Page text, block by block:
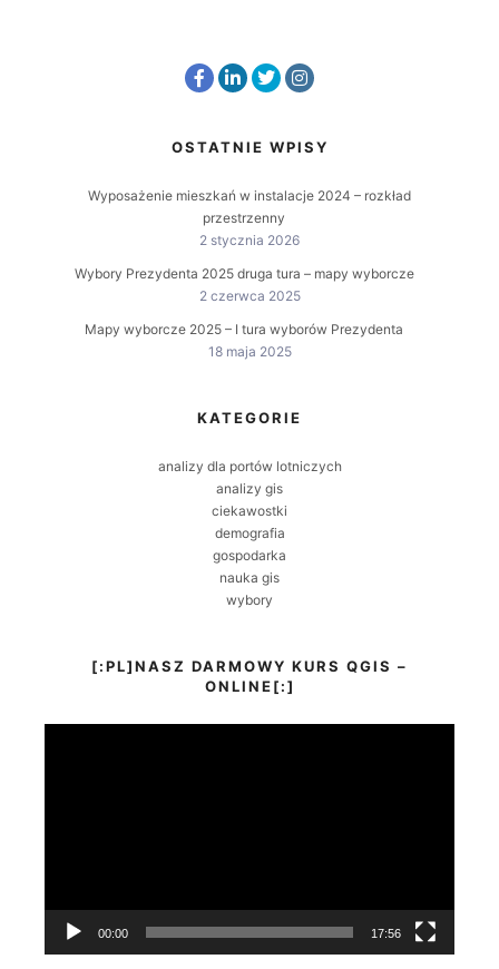
OSTATNIE WPISY
Wyposażenie mieszkań w instalacje 2024 – rozkład
przestrzenny
2 stycznia 2026
Wybory Prezydenta 2025 druga tura – mapy wyborcze
2 czerwca 2025
Mapy wyborcze 2025 – I tura wyborów Prezydenta
18 maja 2025
KATEGORIE
analizy dla portów lotniczych
analizy gis
ciekawostki
demografia
gospodarka
nauka gis
wybory
[:PL]NASZ DARMOWY KURS QGIS –
ONLINE[:]
00:00 17:56